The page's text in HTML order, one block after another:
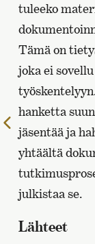
tuleeko
Tämä on
joka ei
hanketta
jäsentää ja
yhtäältä
julkistaa se.
Lähteet
sivulle